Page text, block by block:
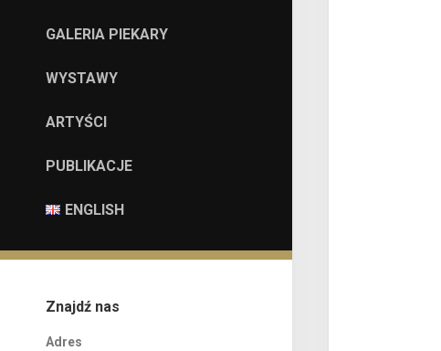
GALERIA PIEKARY
WYSTAWY
ARTYŚCI
PUBLIKACJE
ENGLISH
Znajdź nas
Adres